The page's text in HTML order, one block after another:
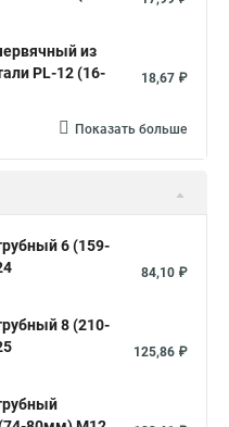
на кислородные шланги
для шрус
для труб
из
PL-12 (16-
18,67 ₽
Показать больше
6 (159-
84,10 ₽
8 (210-
125,86 ₽